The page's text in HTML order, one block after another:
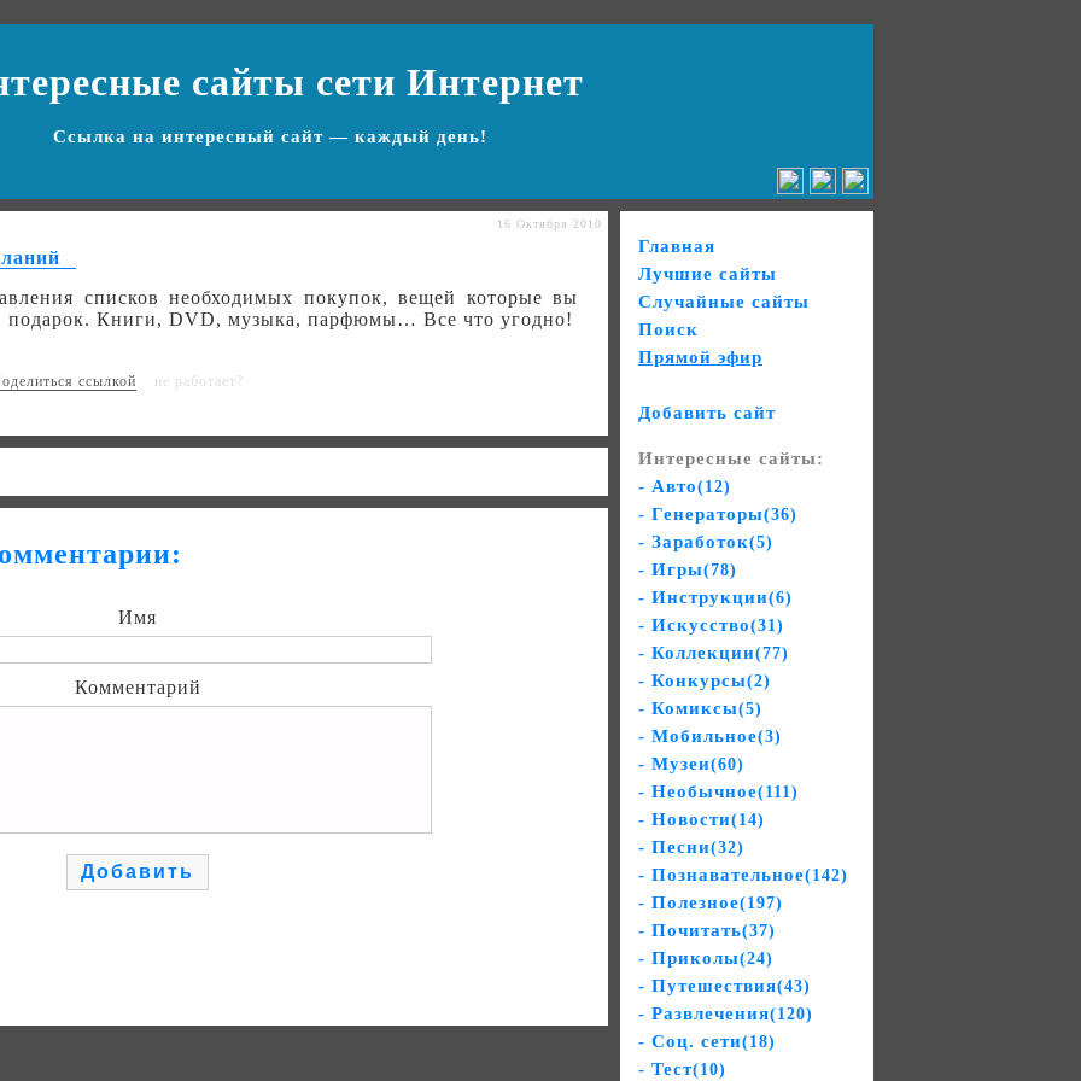
сайты сети Интернет
Ссылка на интересный сайт — каждый день!
списков необходимых покупок, вещей которые вы
подарок. Книги, DVD, музыка, парфюмы… Все что угодно!
ссылкой не работает?
16 Октября 2010
Имя
Комментарий
Главная
Лучшие сайты
Случайные сайты
Поиск
Прямой эфир
Добавить сайт
Интересные сайты:
- Авто(12)
- Генераторы(36)
- Заработок(5)
- Игры(78)
- Инструкции(6)
- Искусство(31)
- Коллекции(77)
- Конкурсы(2)
- Комиксы(5)
- Мобильное(3)
- Музеи(60)
- Необычное(111)
- Новости(14)
- Песни(32)
- Познавательное(142)
- Полезное(197)
- Почитать(37)
- Приколы(24)
- Путешествия(43)
- Развлечения(120)
- Соц. сети(18)
- Тест(10)